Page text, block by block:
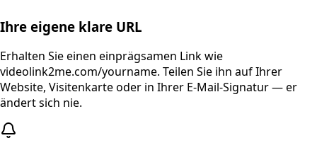
Ihre eigene klare URL
Erhalten Sie einen einprägsamen Link wie
videolink2me.com/yourname. Teilen Sie ihn auf Ihrer
Website, Visitenkarte oder in Ihrer E-Mail-Signatur — er
ändert sich nie.